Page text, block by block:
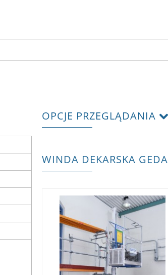
OPCJE PRZEGLĄDANIA
WINDA DEKARSKA GEDA